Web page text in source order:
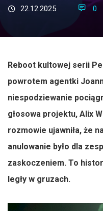
22.12.2025 0
Reboot kultowej serii
powrotem agentki
niespodziewanie
głosowa projektu, Alix
rozmowie ujawniła, że
anulowanie było dla
zaskoczeniem. To
legły w gruzach.